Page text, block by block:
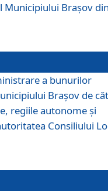
Municipiului Brașov
a bunurilor
Brașov de
regiile autonome și
Consiliului